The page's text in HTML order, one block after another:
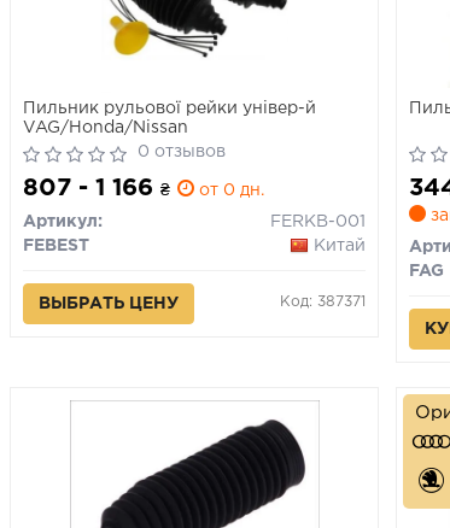
Пильник рульової рейки універ-й
VAG/Honda/Nissan
0 отзывов
807 - 1 166₴ от 0 дн.
Артикул:
FERKB-001
FEBEST
Китай
ВЫБРАТЬ ЦЕНУ Код: 387371
FAG